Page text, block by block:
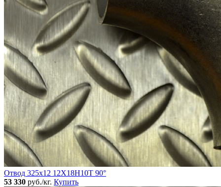
Отвод 325х12 12Х18Н10Т 90°
53 330 руб./кг. Купить